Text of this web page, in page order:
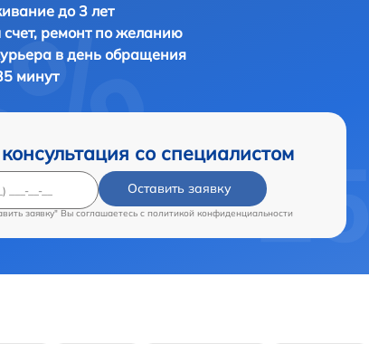
до 3 лет
ремонт по желанию
в день обращения
минут
со специалистом
Оставить заявку
заявку" Вы соглашаетесь c политикой конфиденциальности